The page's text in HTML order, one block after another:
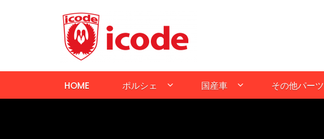
HOME ポルシェ 国産車 その他パーツ